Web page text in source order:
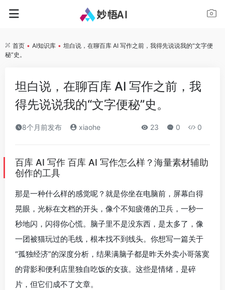
首页 • AI知识库 • 坦白说，在聊百库 AI 写作之前，我得先说说我的“文字便
秘”史。
坦白说，在聊百库 AI 写作之前，我
得先说说我的“文字便秘”史。
8个月前发布 xiaohe 23 0 0
百库 AI 写作 百库 AI 写作怎么样？海量素材辅助
创作的工具
那是一种什么样的感觉呢？就是你坐在电脑前，屏幕白得
晃眼，光标在文档的开头，像个不知疲倦的卫兵，一秒一
秒地闪，闪得你心慌。脑子里不是没东西，是太多了，像
一团被猫玩过的毛线，根本找不到线头。你想写一篇关于
“孤独经济”的深度分析，结果满脑子都是昨天外卖小哥落寞
的背影和便利店里独自吃饭的女孩。这些是情绪，是碎
片，但它们成不了文章。